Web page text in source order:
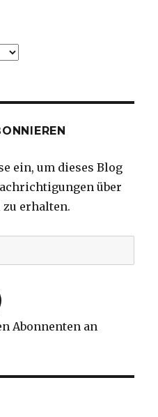
ein, um dieses Blog
über
erhalten.
Abonnenten an